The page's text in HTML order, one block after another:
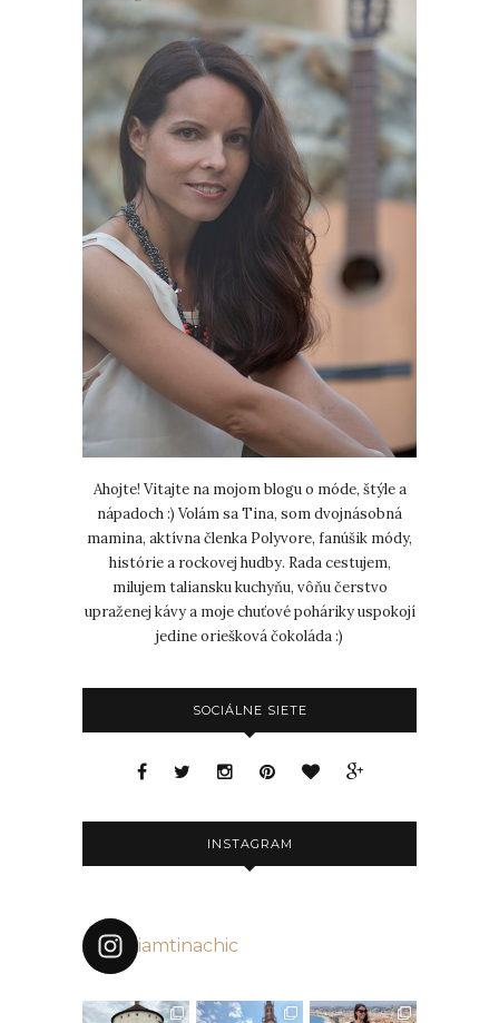
Ahojte! Vitajte na mojom blogu o móde, štýle a
nápadoch :) Volám sa Tina, som dvojnásobná
mamina, aktívna členka Polyvore, fanúšik módy,
histórie a rockovej hudby. Rada cestujem,
milujem taliansku kuchyňu, vôňu čerstvo
upraženej kávy a moje chuťové poháriky uspokojí
jedine oriešková čokoláda :)
SOCIÁLNE SIETE
INSTAGRAM
iamtinachic